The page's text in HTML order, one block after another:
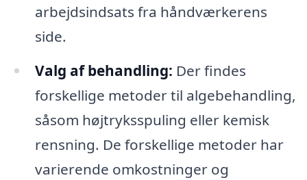
arbejdsindsats fra håndværkerens
side.
Valg af behandling: Der findes
forskellige metoder til algebehandling,
såsom højtryksspuling eller kemisk
rensning. De forskellige metoder har
varierende omkostninger og